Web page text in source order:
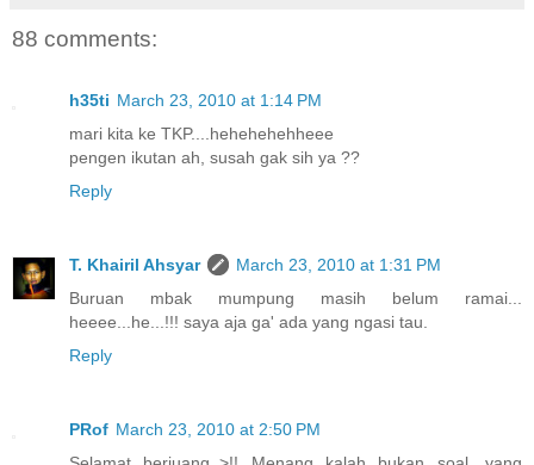
88 comments:
h35ti March 23, 2010 at 1:14 PM
mari kita ke TKP....hehehehehheee
pengen ikutan ah, susah gak sih ya ??
Reply
T. Khairil Ahsyar
March 23, 2010 at 1:31 PM
Buruan mbak mumpung masih belum ramai...
heeee...he...!!! saya aja ga' ada yang ngasi tau.
Reply
PRof March 23, 2010 at 2:50 PM